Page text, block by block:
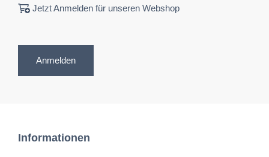
Jetzt Anmelden für unseren Webshop
Anmelden
Informationen